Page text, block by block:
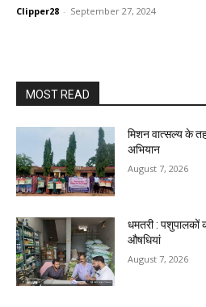
Clipper28 - September 27, 2024
MOST READ
मिशन वात्सल्य के
अभियान
August 7, 2026
धमतरी : पशुपालकों
औषधियां
August 7, 2026